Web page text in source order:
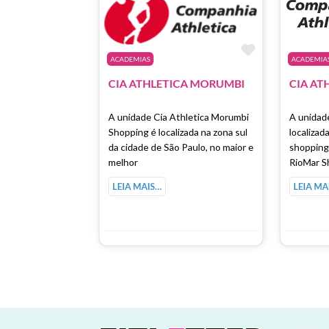
ACADEMIAS
Marcar
CIA ATHLETICA MORUMBI
A unidade Cia Athletica Morumbi
Shopping é localizada na zona sul
da cidade de São Paulo, no maior e
melhor
LEIA MAIS…
A
RioMar
LEIA